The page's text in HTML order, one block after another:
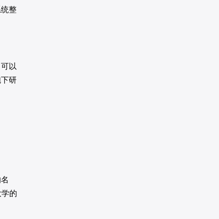
整
以
研
的